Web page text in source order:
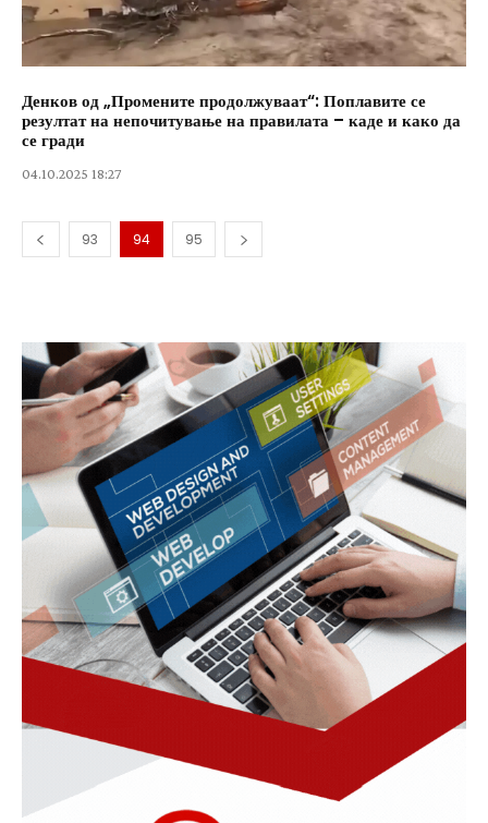
Денков од „Промените продолжуваат“: Поплавите се
резултат на непочитување на правилата – каде и како да
се гради
04.10.2025 18:27
93 94 95